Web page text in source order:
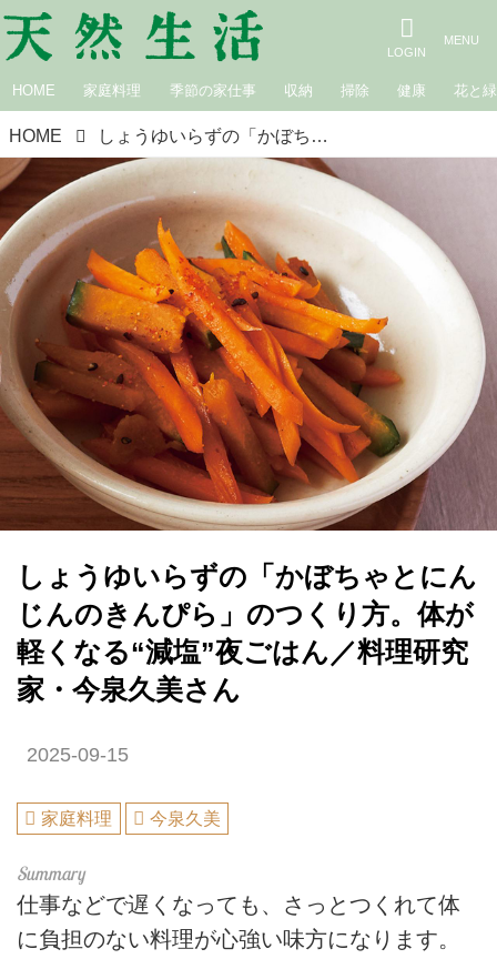
HOME 家庭料理 季節の家仕事 収納 掃除 健康 花と緑
HOME しょうゆいらずの「かぼちゃとにんじんのきんぴら」のつくり方。体が軽くなる“減塩”夜ごはん／料理研究家・今泉久美さん
しょうゆいらずの「かぼちゃとにん
じんのきんぴら」のつくり方。体が
軽くなる“減塩”夜ごはん／料理研究
家・今泉久美さん
2025-09-15
家庭料理 今泉久美
仕事などで遅くなっても、さっとつくれて体
に負担のない料理が心強い味方になります。